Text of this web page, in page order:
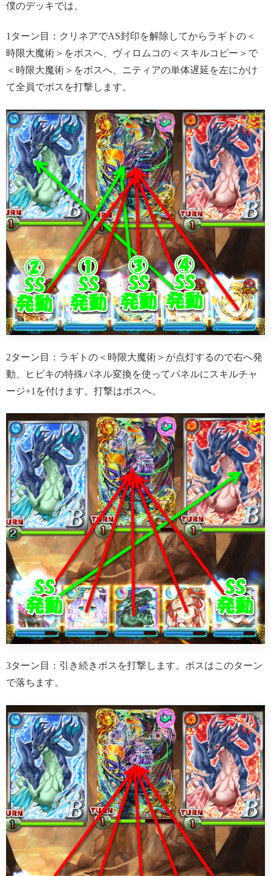
僕のデッキでは、
1ターン目：クリネアでAS封印を解除してからラギトの＜
時限大魔術＞をボスへ、ヴィロムコの＜スキルコピー＞で
＜時限大魔術＞をボスへ、ニティアの単体遅延を左にかけ
て全員でボスを打撃します。
2ターン目：ラギトの＜時限大魔術＞が点灯するので右へ発
動、ヒビキの特殊パネル変換を使ってパネルにスキルチャ
ージ+1を付けます。打撃はボスへ。
3ターン目：引き続きボスを打撃します。ボスはこのターン
で落ちます。